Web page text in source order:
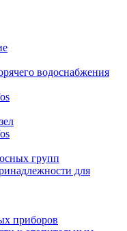
водоснабжения
групп
для
приборов